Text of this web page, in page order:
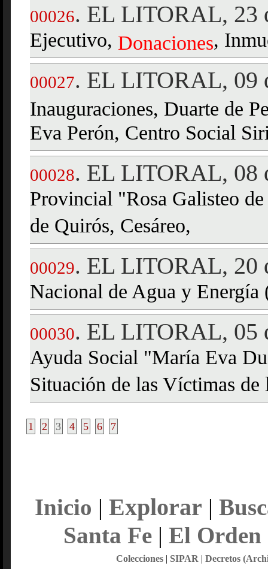
00026. EL LITORAL, 23
Ejecutivo, Donaciones,
00027. EL LITORAL, 09
Inauguraciones, Duarte de
Eva Perón, Centro Social
00028. EL LITORAL, 08
Provincial "Rosa Galisteo
de Quirós, Cesáreo,
00029. EL LITORAL, 20
Nacional de Agua y
00030. EL LITORAL, 05
Ayuda Social "María Eva
Situación de las Víctimas
1 2 3 4 5 6 7
Inicio | Explorar |
Santa Fe| El Orden
Colecciones| SIPAR | Decretos